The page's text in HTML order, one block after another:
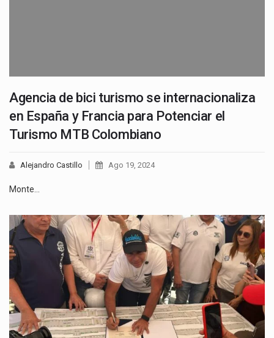
Agencia de bici turismo se internacionaliza
en España y Francia para Potenciar el
Turismo MTB Colombiano
Alejandro Castillo Ago 19, 2024
Monte…